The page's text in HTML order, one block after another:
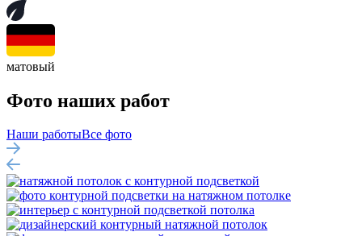
матовый
Фото наших работ
Наши работыВсе фото